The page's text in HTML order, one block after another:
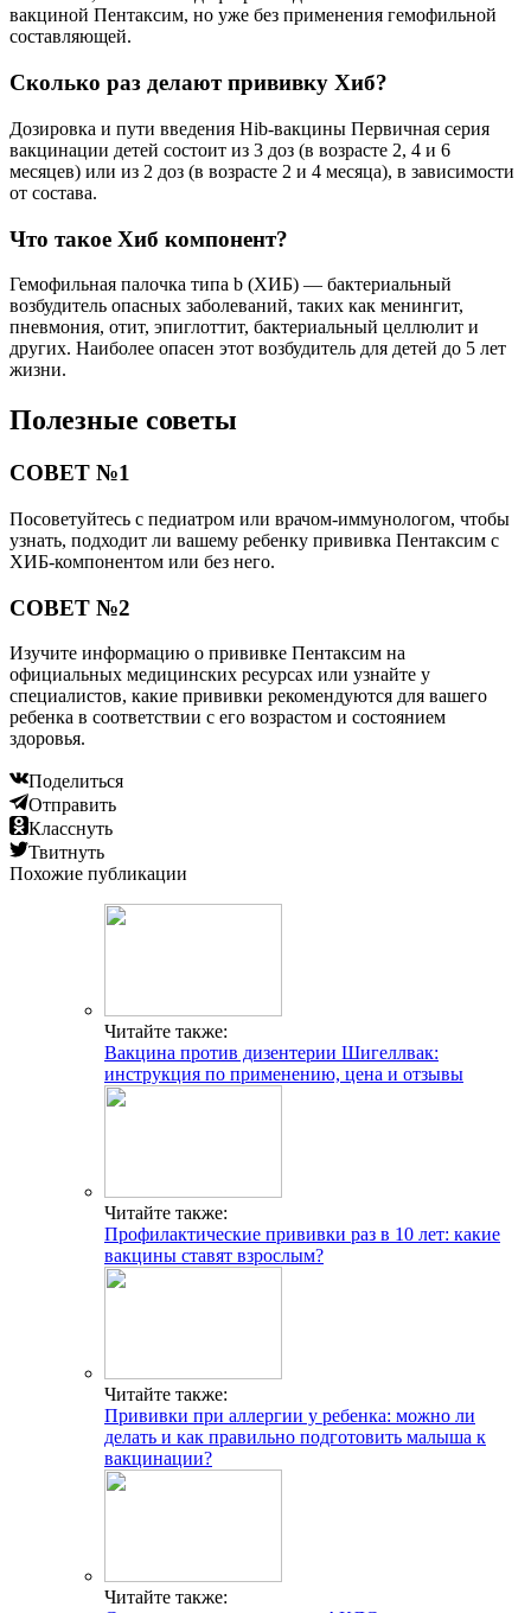
вакциной Пентаксим, но уже без применения гемофильной
составляющей.
Сколько раз делают прививку Хиб?
Дозировка и пути введения Hib-вакцины Первичная серия
вакцинации детей состоит из 3 доз (в возрасте 2, 4 и 6
месяцев) или из 2 доз (в возрасте 2 и 4 месяца), в зависимости
от состава.
Что такое Хиб компонент?
Гемофильная палочка типа b (ХИБ) — бактериальный
возбудитель опасных заболеваний, таких как менингит,
пневмония, отит, эпиглоттит, бактериальный целлюлит и
других. Наиболее опасен этот возбудитель для детей до 5 лет
жизни.
Полезные советы
СОВЕТ №1
Посоветуйтесь с педиатром или врачом-иммунологом, чтобы
узнать, подходит ли вашему ребенку прививка Пентаксим с
ХИБ-компонентом или без него.
СОВЕТ №2
Изучите информацию о прививке Пентаксим на
официальных медицинских ресурсах или узнайте у
специалистов, какие прививки рекомендуются для вашего
ребенка в соответствии с его возрастом и состоянием
здоровья.
Поделиться
Отправить
Класснуть
Твитнуть
Похожие публикации
Читайте также:
Вакцина против дизентерии Шигеллвак:
инструкция по применению, цена и отзывы
Читайте также:
Профилактические прививки раз в 10 лет: какие
вакцины ставят взрослым?
Читайте также:
Прививки при аллергии у ребенка: можно ли
делать и как правильно подготовить малыша к
вакцинации?
Читайте также: